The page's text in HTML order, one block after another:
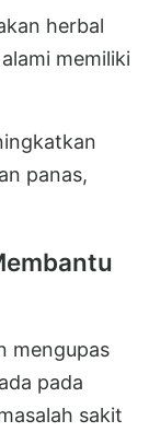
herbal
memiliki
panas,
mengupas
pada
sakit